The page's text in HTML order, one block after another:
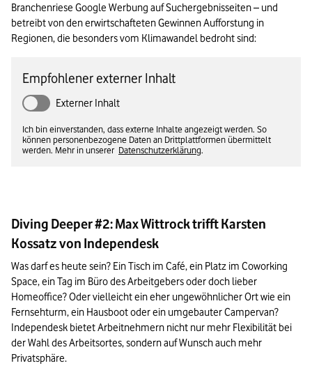
Branchenriese Google Werbung auf Suchergebnisseiten – und
betreibt von den erwirtschafteten Gewinnen Aufforstung in
Regionen, die besonders vom Klimawandel bedroht sind:
Empfohlener externer Inhalt
Externer Inhalt
Ich bin einverstanden, dass externe Inhalte angezeigt werden. So
können personenbezogene Daten an Drittplattformen übermittelt
werden. Mehr in unserer Datenschutzerklärung.
Diving Deeper #2: Max Wittrock trifft Karsten
Kossatz von Independesk
Was darf es heute sein? Ein Tisch im Café, ein Platz im Coworking
Space, ein Tag im Büro des Arbeitgebers oder doch lieber
Homeoffice? Oder vielleicht ein eher ungewöhnlicher Ort wie ein
Fernsehturm, ein Hausboot oder ein umgebauter Campervan?
Independesk bietet Arbeitnehmern nicht nur mehr Flexibilität bei
der Wahl des Arbeitsortes, sondern auf Wunsch auch mehr
Privatsphäre.